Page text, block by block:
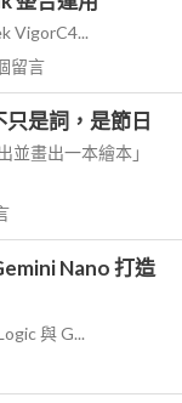
VigorC4...
留言
是詞，是節日
畫出一本繪本」
Nano 打造
與 G...